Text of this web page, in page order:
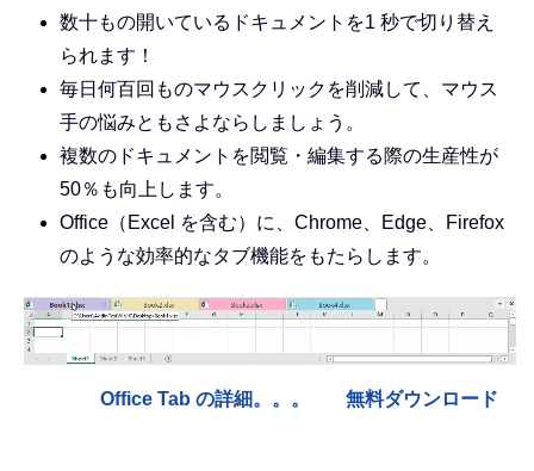
数十もの開いているドキュメントを1 秒で切り替え
られます！
毎日何百回ものマウスクリックを削減して、マウス
手の悩みともさよならしましょう。
複数のドキュメントを閲覧・編集する際の生産性が
50％も向上します。
Office（Excel を含む）に、Chrome、Edge、Firefox
のような効率的なタブ機能をもたらします。
Office Tab の詳細。。。 無料ダウンロード